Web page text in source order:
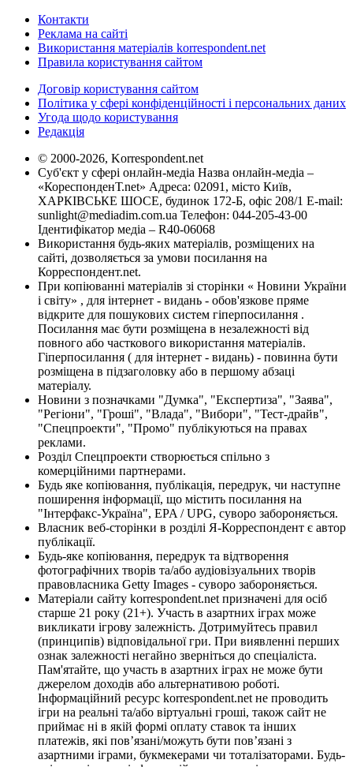
Контакти
Реклама на сайті
Використання матеріалів korrespondent.net
Правила користування сайтом
Договір користування сайтом
Політика у сфері конфіденційності і персональних даних
Угода щодо користування
Редакція
© 2000-2026, Korrespondent.net
Суб'єкт у сфері онлайн-медіа Назва онлайн-медіа –
«КореспонденТ.net» Адреса: 02091, місто Київ,
ХАРКІВСЬКЕ ШОСЕ, будинок 172-Б, офіс 208/1 E-mail:
sunlight@mediadim.com.ua Телефон: 044-205-43-00
Ідентифікатор медіа – R40-06068
Використання будь-яких матеріалів, розміщених на
сайті, дозволяється за умови посилання на
Корреспондент.net.
При копіюванні матеріалів зі сторінки « Новини України
і світу» , для інтернет - видань - обов'язкове пряме
відкрите для пошукових систем гіперпосилання .
Посилання має бути розміщена в незалежності від
повного або часткового використання матеріалів.
Гіперпосилання ( для інтернет - видань) - повинна бути
розміщена в підзаголовку або в першому абзаці
матеріалу.
Новини з позначками "Думка", "Експертиза", "Заява",
"Регіони", "Гроші", "Влада", "Вибори", "Тест-драйв",
"Спецпроекти", "Промо" публікуються на правах
реклами.
Розділ Спецпроекти створюється спільно з
комерційними партнерами.
Будь яке копіювання, публікація, передрук, чи наступне
поширення інформації, що містить посилання на
"Інтерфакс-Україна", EPA / UPG, суворо забороняється.
Власник веб-сторінки в розділі Я-Корреспондент є автор
публікації.
Будь-яке копіювання, передрук та відтворення
фотографічних творів та/або аудіовізуальних творів
правовласника Getty Images - суворо забороняється.
Матеріали сайту korrespondent.net призначені для осіб
старше 21 року (21+). Участь в азартних іграх може
викликати ігрову залежність. Дотримуйтесь правил
(принципів) відповідальної гри. При виявленні перших
ознак залежності негайно зверніться до спеціаліста.
Пам'ятайте, що участь в азартних іграх не може бути
джерелом доходів або альтернативою роботі.
Інформаційний ресурс korrespondent.net не проводить
ігри на реальні та/або віртуальні гроші, також сайт не
приймає ні в якій формі оплату ставок та інших
платежів, які пов’язані/можуть бути пов’язані з
азартними іграми, букмекерами чи тоталізаторами. Будь-